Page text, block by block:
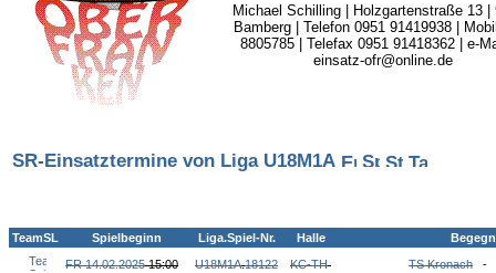
Michael Schilling | Holzgartenstraße 13 |
Bamberg | Telefon 0951 91419938 |
8805785 | Telefax 0951 91418362 | e-
einsatz-ofr@online.de
SR-Einsatztermine von Liga U18M1A
TeamSL Spielbeginn Liga.Spiel-Nr. Halle
FR 14.02.202515:00 U18M1A.18122 KC-TH TS Kronach -